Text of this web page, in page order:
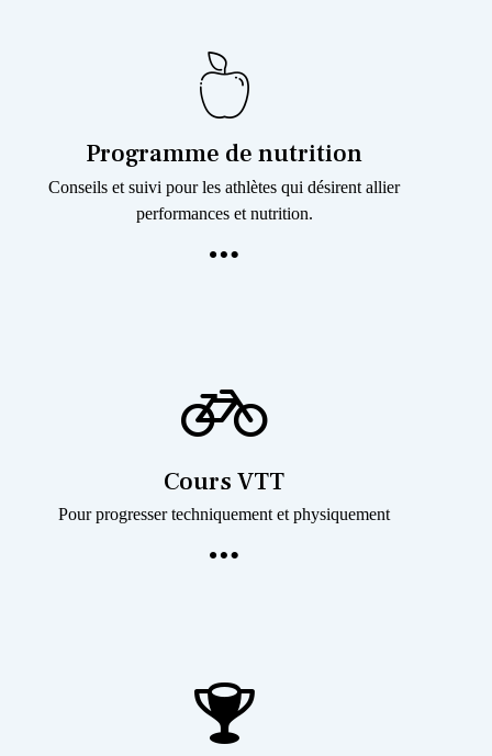
Programme de nutrition
Conseils et suivi pour les athlètes qui désirent allier
performances et nutrition.
Cours VTT
Pour progresser techniquement et physiquement